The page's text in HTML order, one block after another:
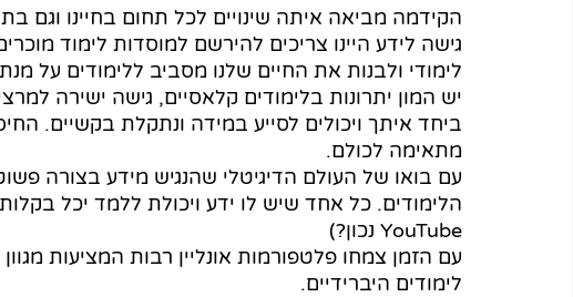
הקידמה מביאה איתה שינויים לכל תחום בחיינו
גישה לידע היינו צריכים להירשם למוסדות לימוד
לימודי ולבנות את החיים שלנו מסביב ללימודים על
יש המון יתרונות בלימודים קלאסיים, גישה ישירה
ביחד איתך ויכולים לסייע במידה ונתקלת בקשיים.
מתאימה לכולם.
עם בואו של העולם הדיגיטלי שהנגיש מידע בצורה
הלימודים. כל אחד שיש לו ידע ויכולת ללמד יכל
YouTube נכון?)
עם הזמן צמחו פלטפורמות אונליין רבות המציעות
לימודים היברידיים.